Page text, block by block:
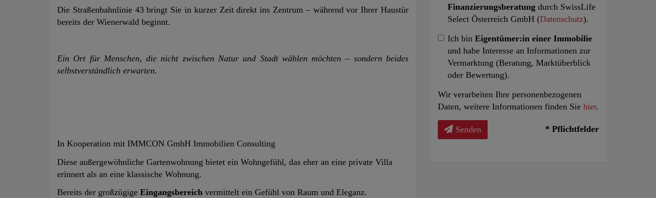
Die Straßenbahnlinie 43 bringt Sie in kurzer Zeit direkt ins Zentrum – während vor Ihrer Haustür
bereits der Wienerwald beginnt.
Ein Ort für Menschen, die nicht zwischen Natur und Stadt wählen möchten – sondern beides
selbstverständlich erwarten.
In Kooperation mit IMMCON GmbH Immobilien Consulting
Diese außergewöhnliche Gartenwohnung bietet ein Wohngefühl, das eher an eine private Villa
erinnert als an eine klassische Wohnung.
Bereits der großzügige Eingangsbereich vermittelt ein Gefühl von Raum und Eleganz.
Finanzierungsberatung durch SwissLife
Select Österreich GmbH (Datenschutz).
Ich bin Eigentümer:in einer Immobilie
und habe Interesse an Informationen zur
Vermarktung (Beratung, Marktüberblick
oder Bewertung).
Wir verarbeiten Ihre personenbezogenen
Daten, weitere Informationen finden Sie hier.
Senden * Pflichtfelder